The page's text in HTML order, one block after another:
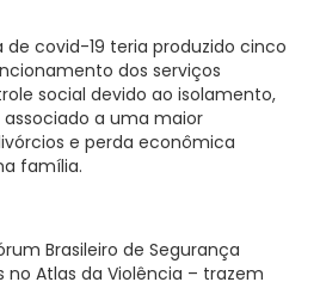
covid-19 teria produzido cinco
dos serviços
social devido ao isolamento,
a uma maior
e perda econômica
família.
Brasileiro de Segurança
no Atlas da Violência – trazem